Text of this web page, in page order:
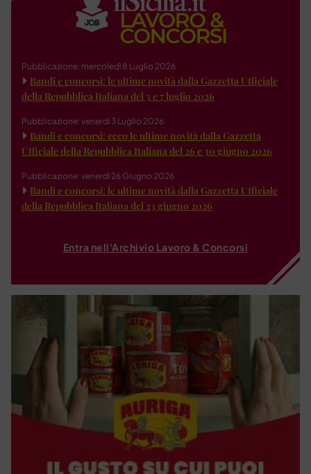
Pubblicazione: mercoledì 8 Luglio 2026
Bandi e concorsi: le ultime novità dalla Gazzetta Ufficiale
della Repubblica Italiana del 3 e 7 luglio 2026
Pubblicazione: venerdì 3 Luglio 2026
Bandi e concorsi: ecco le ultime novità dalla Gazzetta
Ufficiale della Repubblica Italiana del 26 e 30 giugno 2026
Pubblicazione: venerdì 26 Giugno 2026
Bandi e concorsi: le ultime novità dalla Gazzetta Ufficiale
della Repubblica Italiana del 23 giugno 2026
Entra nell'Archivio Lavoro & Concorsi